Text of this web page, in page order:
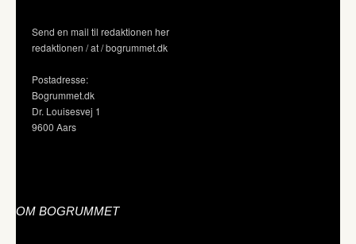
Send en mail til redaktionen her
redaktionen / at / bogrummet.dk
Postadresse:
Bogrummet.dk
Dr. Louisesvej 1
9600 Aars
OM BOGRUMMET